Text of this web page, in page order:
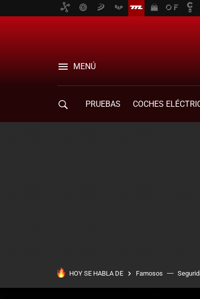
MENÚ
PRUEBAS COCHES
HOY SE HABLA DE Famosos